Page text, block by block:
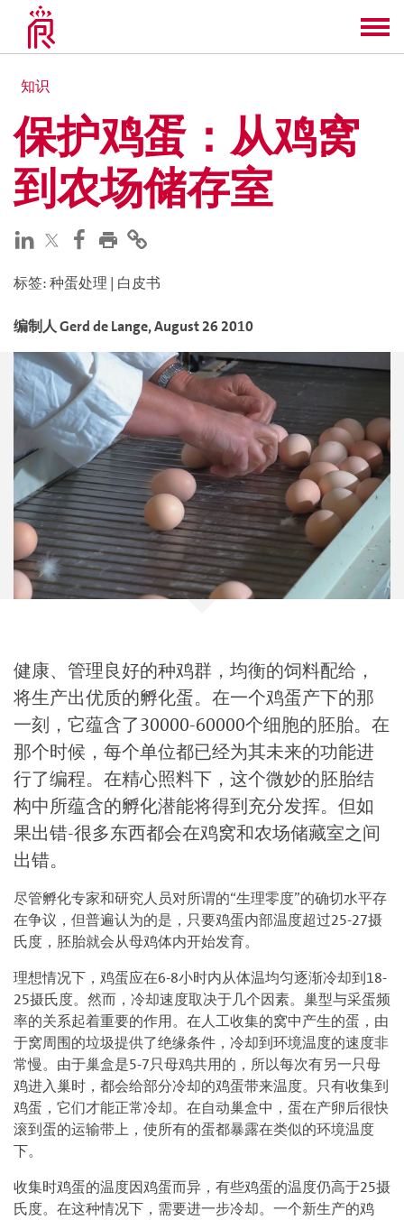
知识
保护鸡蛋：从鸡窝
到农场储存室
标签:种蛋处理 | 白皮书
编制人Gerdde Lange,August 26 2010
健康、管理良好的种鸡群，均衡的饲料配给，
将生产出优质的孵化蛋。在一个鸡蛋产下的那
一刻，它蕴含了30000-60000个细胞的胚胎。在
那个时候，每个单位都已经为其未来的功能进
行了编程。在精心照料下，这个微妙的胚胎结
构中所蕴含的孵化潜能将得到充分发挥。但如
果出错-很多东西都会在鸡窝和农场储藏室之间
出错。
尽管孵化专家和研究人员对所谓的“生理零度”的确切水平存
在争议，但普遍认为的是，只要鸡蛋内部温度超过25-27摄
氏度，胚胎就会从母鸡体内开始发育。
理想情况下，鸡蛋应在6-8小时内从体温均匀逐渐冷却到18-
25摄氏度。然而，冷却速度取决于几个因素。巢型与采蛋频
率的关系起着重要的作用。在人工收集的窝中产生的蛋，由
于窝周围的垃圾提供了绝缘条件，冷却到环境温度的速度非
常慢。由于巢盒是5-7只母鸡共用的，所以每次有另一只母
鸡进入巢时，都会给部分冷却的鸡蛋带来温度。只有收集到
鸡蛋，它们才能正常冷却。在自动巢盒中，蛋在产卵后很快
滚到蛋的运输带上，使所有的蛋都暴露在类似的环境温度
下。
收集时鸡蛋的温度因鸡蛋而异，有些鸡蛋的温度仍高于25摄
氏度。在这种情况下，需要进一步冷却。一个新生产的鸡